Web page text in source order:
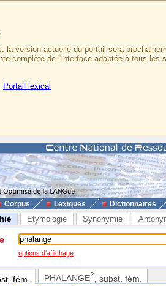
version actuelle du portail sera
complète de l'interface adaptée à tous
Portail lexical
Corpus Lexiques Dictionnaires
Etymologie Synonymie
options d'affichage
fém. PHALANGE2
, subst. fém.